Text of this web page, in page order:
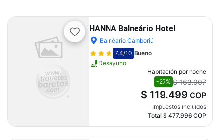
HANNA Balneário Hotel
Balnéario Camboriú
7.4/10 Bueno
Desayuno
Habitación por noche
-27% $ 163.907
$ 119.499 COP
Impuestos incluidos
Total $ 477.996 COP